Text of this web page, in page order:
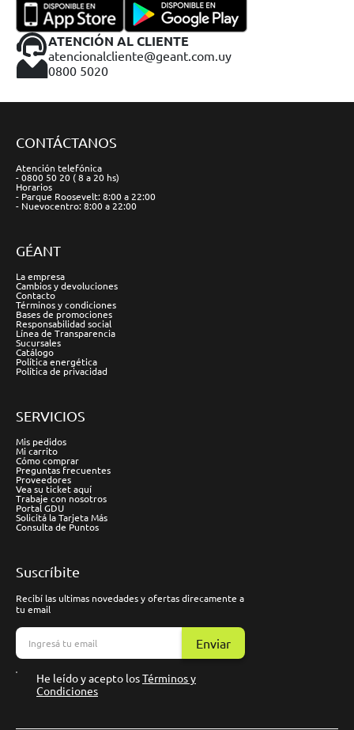
ATENCIÓN AL CLIENTE
atencionalcliente@geant.com.uy
0800 5020
CONTÁCTANOS
Atención telefónica
- 0800 50 20 ( 8 a 20 hs)
Horarios
- Parque Roosevelt: 8:00 a 22:00
- Nuevocentro: 8:00 a 22:00
GÉANT
La empresa
Cambios y devoluciones
Contacto
Términos y condiciones
Bases de promociones
Responsabilidad social
Línea de Transparencia
Sucursales
Catálogo
Política energética
Política de privacidad
SERVICIOS
Mis pedidos
Mi carrito
Cómo comprar
Preguntas frecuentes
Proveedores
Vea su ticket aquí
Trabaje con nosotros
Portal GDU
Solicitá la Tarjeta Más
Consulta de Puntos
Suscríbite
Recibí las ultimas novedades y ofertas direcamente a
tu email
Enviar
He leído y acepto losTérminos y
Condiciones